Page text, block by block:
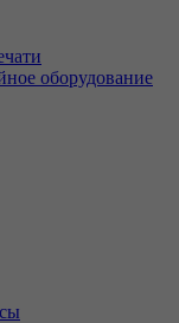
оборудование